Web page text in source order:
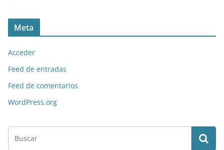
Meta
Acceder
Feed de entradas
Feed de comentarios
WordPress.org